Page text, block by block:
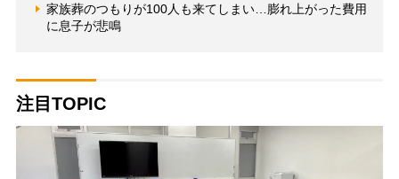
家族葬のつもりが100人も来てしまい…膨れ上がった費用
に息子が悲鳴
注目TOPIC